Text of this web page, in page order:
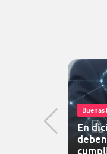
Buenas
En